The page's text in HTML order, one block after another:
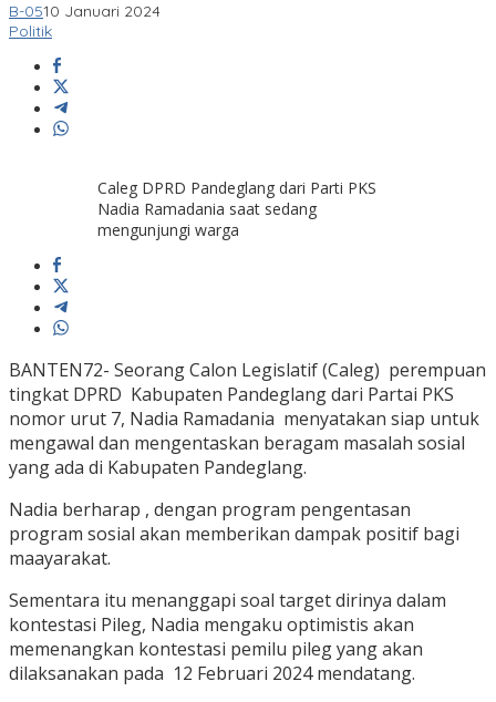
B-0510 Januari 2024
Politik
Caleg DPRD Pandeglang dari Parti PKS
Nadia Ramadania saat sedang
mengunjungi warga
BANTEN72- Seorang Calon Legislatif (Caleg) perempuan
tingkat DPRD Kabupaten Pandeglang dari Partai PKS
nomor urut 7, Nadia Ramadania menyatakan siap untuk
mengawal dan mengentaskan beragam masalah sosial
yang ada di Kabupaten Pandeglang.
Nadia berharap , dengan program pengentasan
program sosial akan memberikan dampak positif bagi
maayarakat.
Sementara itu menanggapi soal target dirinya dalam
kontestasi Pileg, Nadia mengaku optimistis akan
memenangkan kontestasi pemilu pileg yang akan
dilaksanakan pada 12 Februari 2024 mendatang.